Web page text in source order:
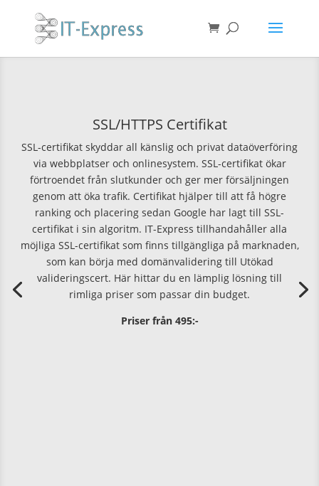
SSL/HTTPS Certifikat
SSL-certifikat skyddar all känslig och privat dataöverföring
via webbplatser och onlinesystem. SSL-certifikat ökar
förtroendet från slutkunder och ger mer försäljningen
genom att öka trafik. Certifikat hjälper till att få högre
ranking och placering sedan Google har lagt till SSL-
certifikat i sin algoritm. IT-Express tillhandahåller alla
möjliga SSL-certifikat som finns tillgängliga på marknaden,
som kan börja med domänvalidering till Utökad
valideringscert. Här hittar du en lämplig lösning till
rimliga priser som passar din budget.
Priser från 495:-